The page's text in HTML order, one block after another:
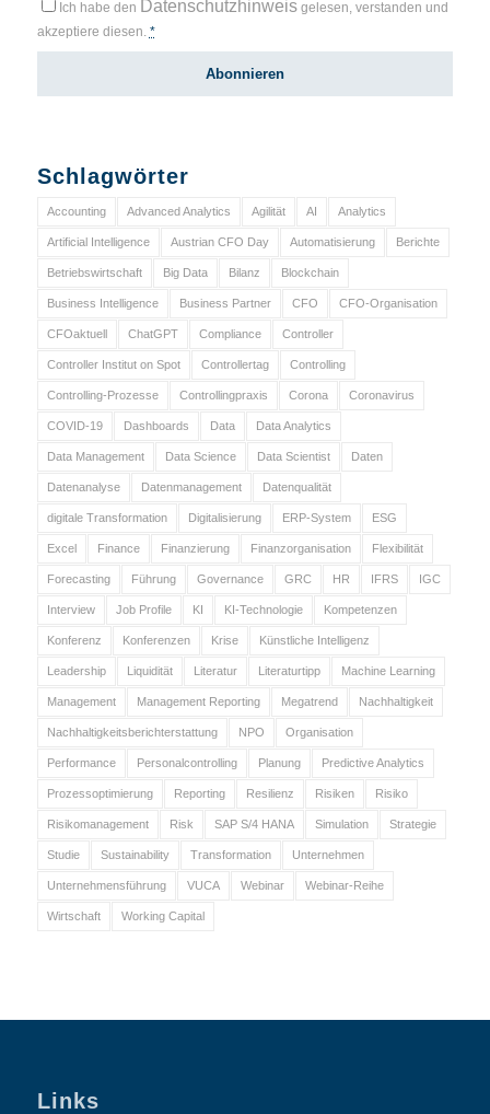
Ich habe den Datenschutzhinweisgelesen, verstanden und
akzeptiere diesen. *
Schlagwörter
Accounting Advanced Analytics Agilität AI Analytics
Artificial Intelligence Austrian CFO Day Automatisierung Berichte
Betriebswirtschaft Big Data Bilanz Blockchain
Business Intelligence Business Partner CFO CFO-Organisation
CFOaktuell ChatGPT Compliance Controller
Controller Institut on Spot Controllertag Controlling
Controlling-Prozesse Controllingpraxis Corona Coronavirus
COVID-19 Dashboards Data Data Analytics
Data Management Data Science Data Scientist Daten
Datenanalyse Datenmanagement Datenqualität
digitale Transformation Digitalisierung ERP-System ESG
Excel Finance Finanzierung Finanzorganisation Flexibilität
Forecasting Führung Governance GRC HR IFRS IGC
Interview Job Profile KI KI-Technologie Kompetenzen
Konferenz Konferenzen Krise Künstliche Intelligenz
Leadership Liquidität Literatur Literaturtipp Machine Learning
Management Management Reporting Megatrend Nachhaltigkeit
Nachhaltigkeitsberichterstattung NPO Organisation
Performance Personalcontrolling Planung Predictive Analytics
Prozessoptimierung Reporting Resilienz Risiken Risiko
Risikomanagement Risk SAP S/4 HANA Simulation Strategie
Studie Sustainability Transformation Unternehmen
Unternehmensführung VUCA Webinar Webinar-Reihe
Wirtschaft Working Capital
Links